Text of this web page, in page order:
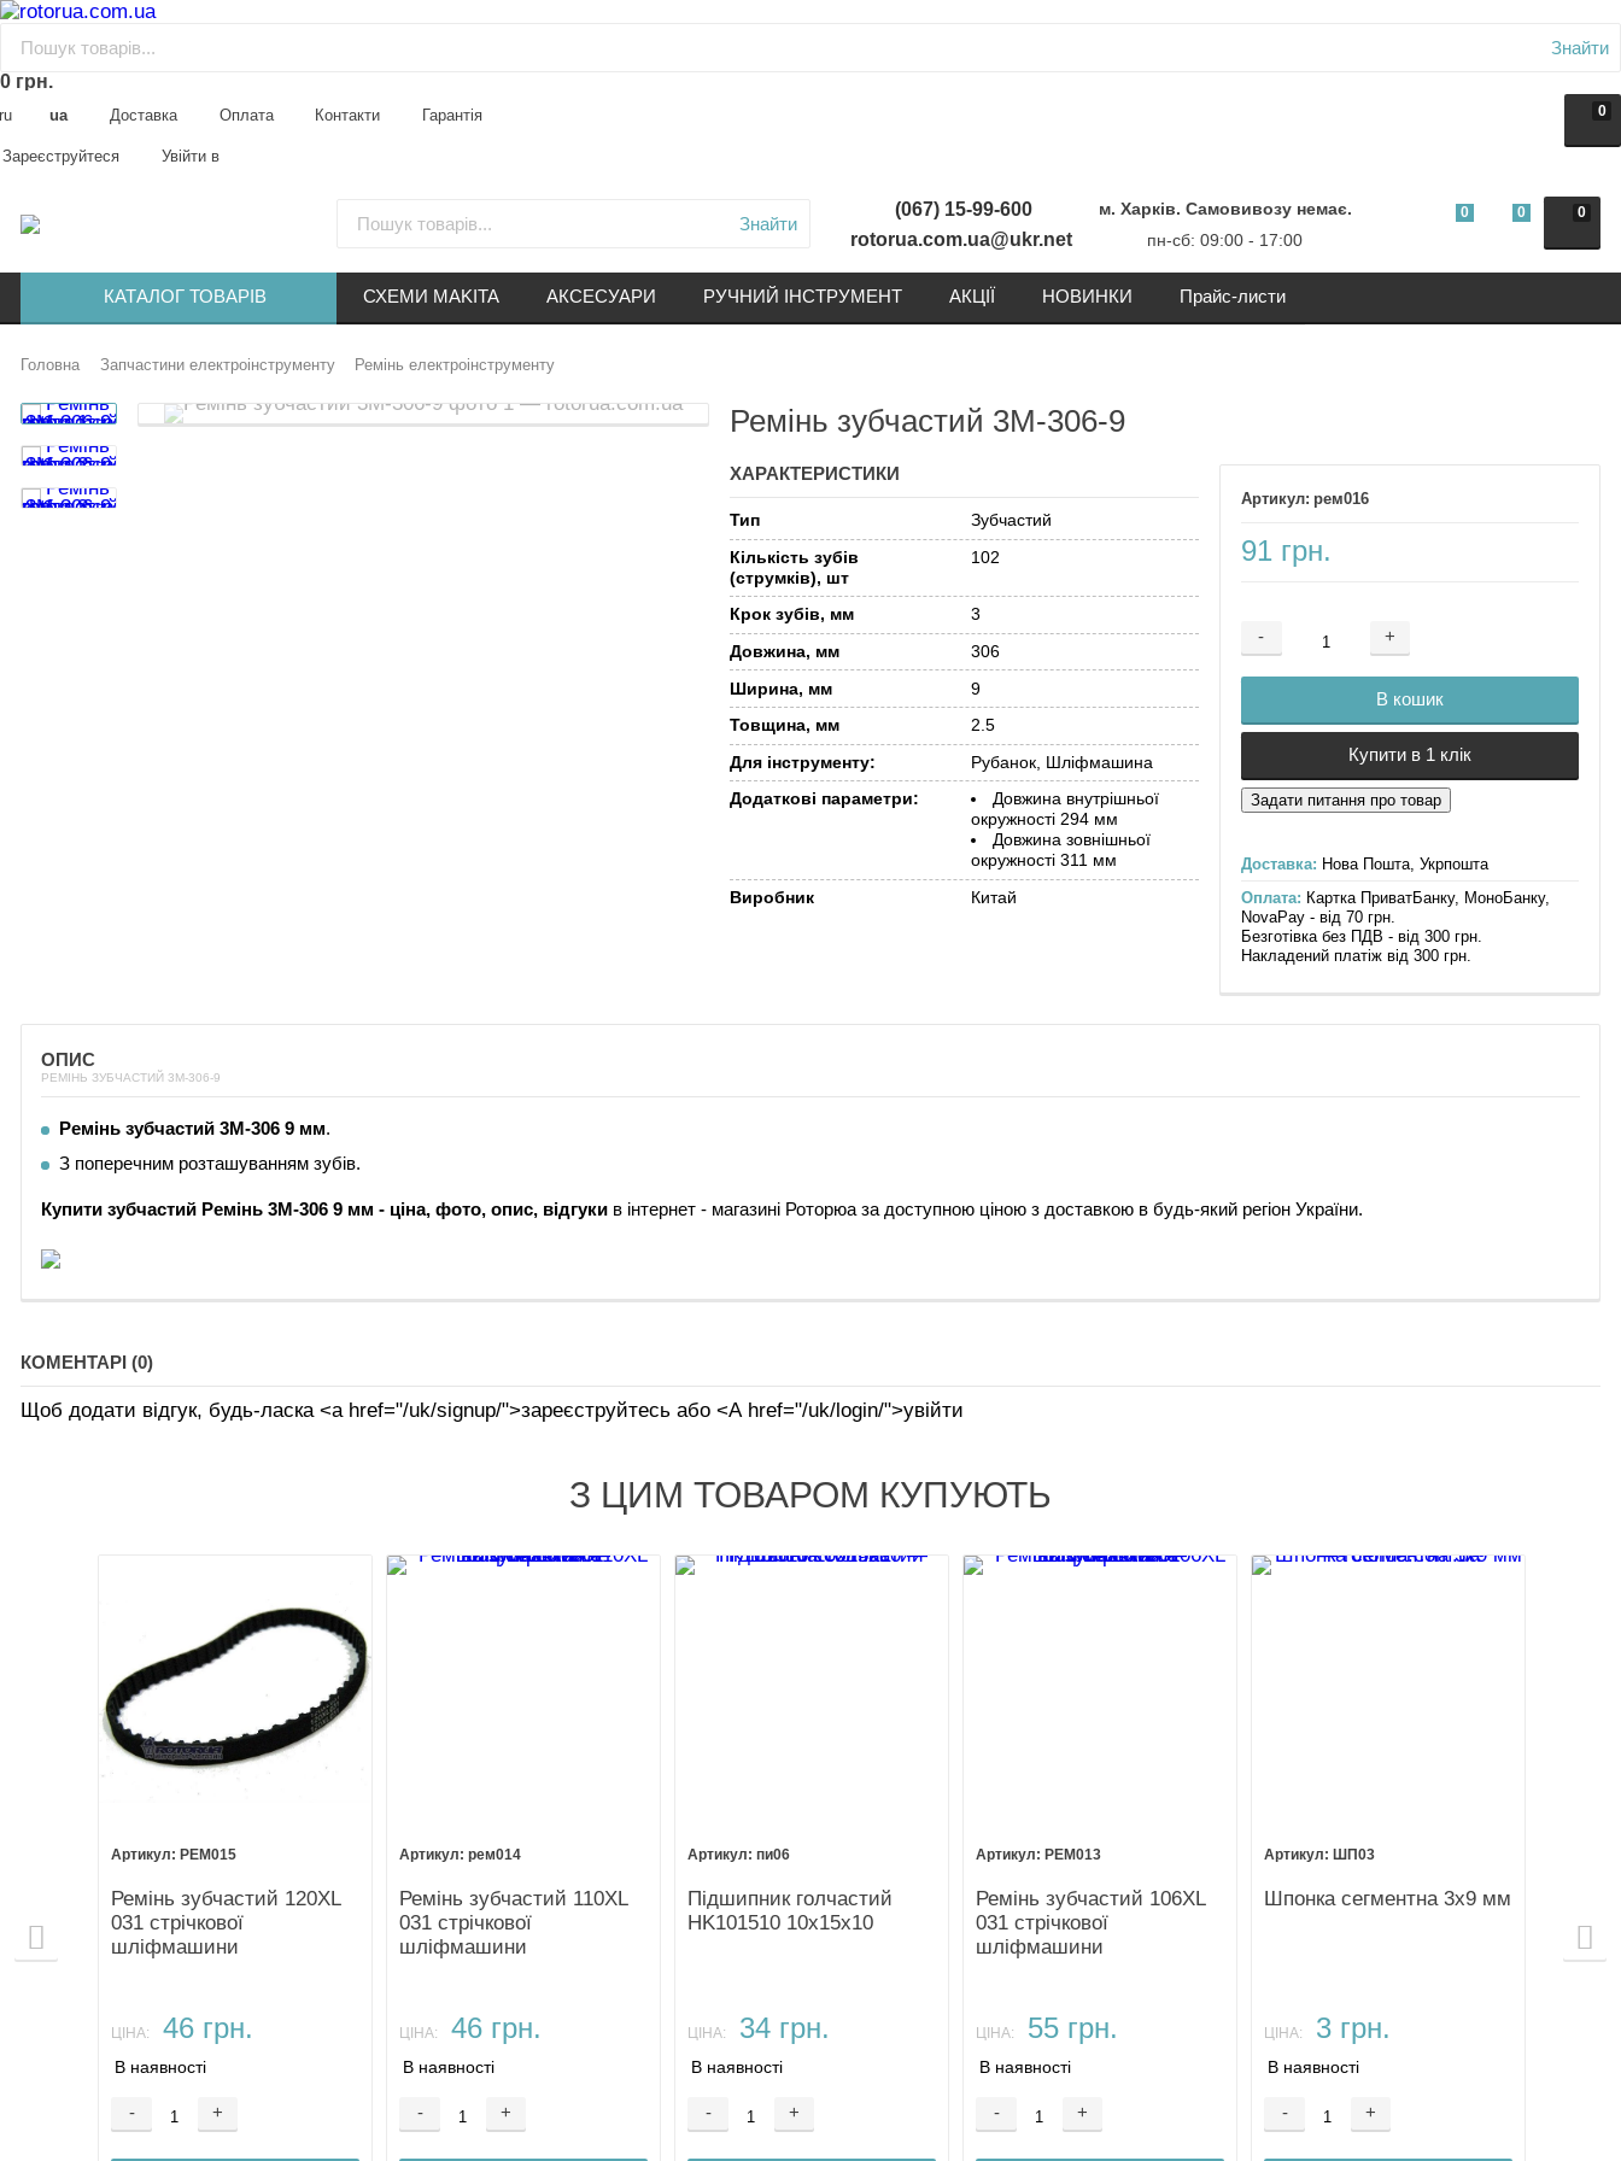
Знайти
0 грн.
0
ua Доставка Оплата Контакти Гарантія
Зареєструйтеся Увійти в
Знайти
(067) 15-99-600
rotorua.com.ua@ukr.net
м. Харків. Самовивозу немає.
пн-сб: 09:00 - 17:00
0
0 0
КАТАЛОГ ТОВАРІВ СХЕМИ MAKITA АКСЕСУАРИ РУЧНИЙ ІНСТРУМЕНТ АКЦІЇ НОВИНКИ Прайс-листи
Головна Запчастини електроінструменту Ремінь електроінструменту
Ремінь зубчастий 3М-306-9
рем016
91 грн.
- +
Додається ...
В кошик
Доданий
Купити в 1 клік
Доставка: Нова Пошта, Укрпошта
Оплата: Картка ПриватБанку, МоноБанку,
NovaPay - від 70 грн.
Безготівка без ПДВ - від 300 грн.
Накладений платіж від 300 грн.
ХАРАКТЕРИСТИКИ
Тип Зубчастий
Кількість зубів
(струмків), шт
102
Крок зубів, мм 3
Довжина, мм 306
Ширина, мм 9
Товщина, мм 2.5
Для інструменту: Рубанок, Шліфмашина
Додаткові параметри:
Довжина внутрішньої
окружності 294 мм
Довжина зовнішньої
окружності 311 мм
Виробник Китай
ОПИС
РЕМІНЬ ЗУБЧАСТИЙ 3М-306-9
Ремінь зубчастий 3М-306 9 мм.
З поперечним розташуванням зубів.
Купити зубчастий Ремінь 3М-306 9 мм - ціна, фото, опис, відгуки в інтернет - магазині Роторюа за доступною ціною з доставкою в будь-який регіон України.
КОМЕНТАРІ (0)
Щоб додати відгук, будь-ласка <а href="/uk/signup/">зареєструйтесь або <А href="/uk/login/">увійти
З ЦИМ ТОВАРОМ КУПУЮТЬ
РЕМ015
Ремінь зубчастий 120XL
031 стрічкової
шліфмашини
ЦІНА: 46 грн.
В наявності
- +
рем014
Ремінь зубчастий 110XL
031 стрічкової
шліфмашини
ЦІНА: 46 грн.
В наявності
- +
пи06
Підшипник голчастий
HK101510 10х15х10
ЦІНА: 34 грн.
В наявності
- +
РЕМ013
Ремінь зубчастий 106XL
031 стрічкової
шліфмашини
ЦІНА: 55 грн.
В наявності
- +
ШП03
Шпонка сегментна 3х9 мм
ЦІНА: 3 грн.
В наявності
- +